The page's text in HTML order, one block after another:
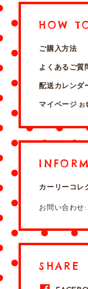
HOW
ご購入方法
よくあるご質
配送カレンダ
マイページ お
カーリーコレ
お問い合わせ
SHARE